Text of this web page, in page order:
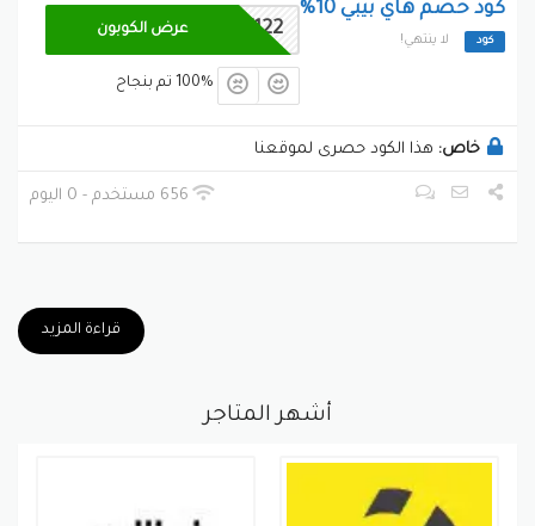
كود خصم هاي بيبي 10%
كود لا ينتهي! BLK122 عرض الكوبون
100% تم بنجاح
خاص: هذا الكود حصرى لموقعنا
656 مستخدم - 0 اليوم
قراءة المزيد
أشهر المتاجر